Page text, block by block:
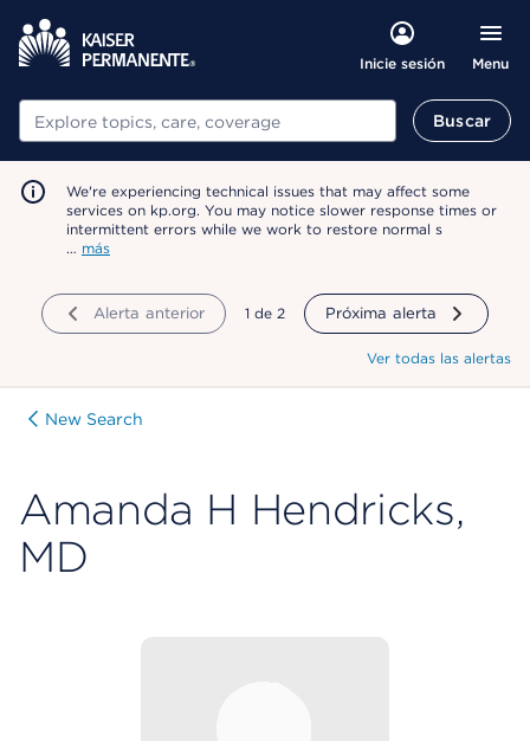
Inicie sesión Menu
Buscar Buscar
We're experiencing technical issues that may affect some
services on kp.org. You may notice slower response times or
intermittent errors while we work to restore normal s
… más
Alerta anterior mostrando
1 de 2 Próxima alerta
Ver todas las alertas
New Search
Amanda H Hendricks,
MD